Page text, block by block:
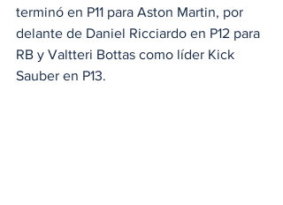
terminó en P11 para Aston Martin, por
delante de Daniel Ricciardo en P12 para
RB y Valtteri Bottas como líder Kick
Sauber en P13.